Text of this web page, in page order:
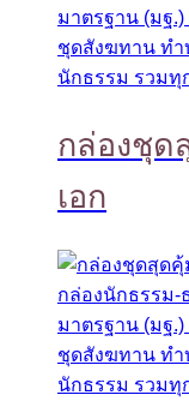
มาตรฐาน (มฐ.)
ชุดสังฆทาน ท
นักธรรม รวมทุ
กล่องชุด
เอก
กล่องนักธรรม-
มาตรฐาน (มฐ.)
ชุดสังฆทาน ท
นักธรรม รวมทุ